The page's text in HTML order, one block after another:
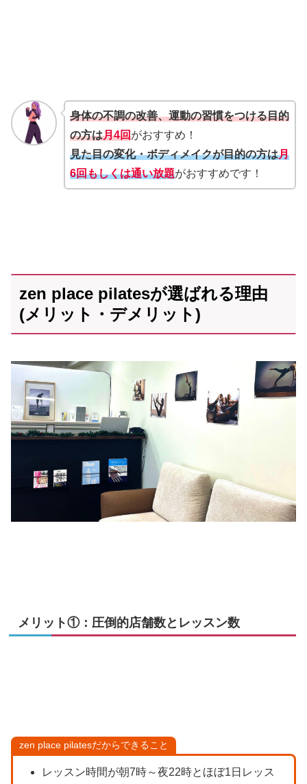
身体の不調の改善、運動の習慣をつける目的
の方は月4回がおすすめ！
見た目の変化・ボディメイクが目的の方は月
6回もしくは通い放題がおすすめです！
zen place pilatesが選ばれる理由
(メリット・デメリット)
メリット①：圧倒的店舗数とレッスン数
zen place pilatesだからできること
レッスン時間が朝7時～夜22時とほぼ1日レッス